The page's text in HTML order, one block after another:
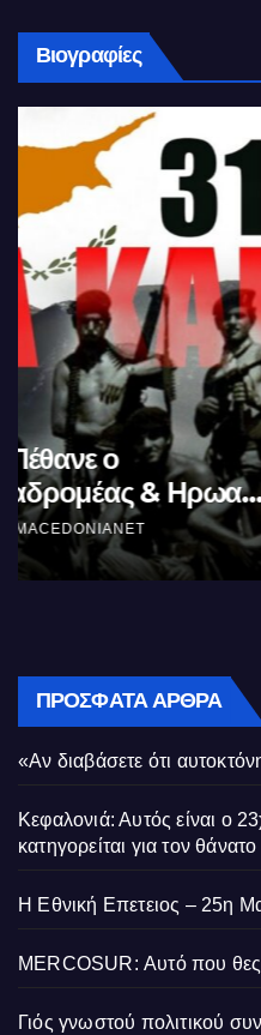
Βιογραφίες
ΒΙΟΓΡΑΦΊΕΣ
Μέγας
Ελλήνων
11 ΙΟΥΝΊΟΥ 2023
ΠΡΌΣΦΑΤΑ ΆΡΘΡΑ
«Αν διαβάσετε ότι
Κεφαλονιά: Αυτός είναι ο
κατηγορείται για τον
Η Εθνική Επετειος – 25η
MERCOSUR: Αυτό που θες
Γιός γνωστού πολιτικού